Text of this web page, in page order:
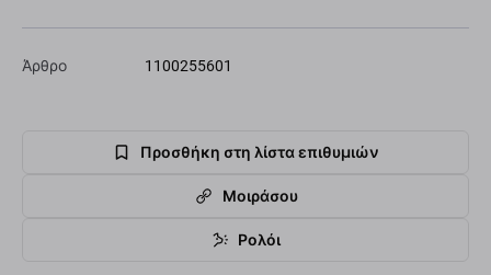
Άρθρο 1100255601
Προσθήκη στη λίστα επιθυμιών
Μοιράσου
Ρολόι